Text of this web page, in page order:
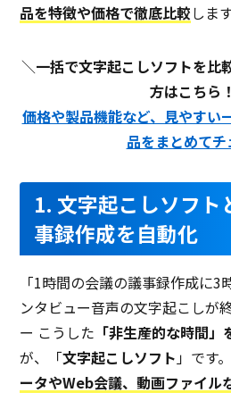
品を特徴や価格で徹底比較します
＼一括で文字起こしソフトを比
方はこちら！
価格や製品機能など、見やすい
品をまとめて
1. 文字起こしソフト
事録作成を自動化
「1時間の会議の議事録作成に3
ンタビュー音声の文字起こしが
ー こうした 「非生産的な時間
が、「文字起こしソフト」です
ータやWeb会議、動画ファイル